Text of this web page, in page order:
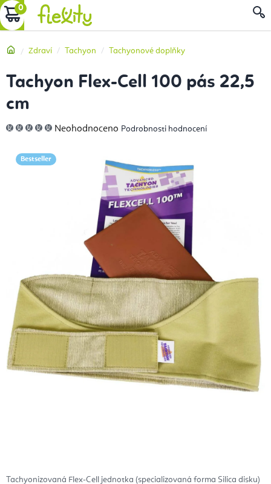
Přejít
na
NÁKUPNÍ
DomůZdraví Tachyon Tachyonové doplňky
Tachyonizovaná Flex-Cell jednotka (specializovaná forma Silica disku)
Tachyon Flex-Cell 100 pás 22,5
cm
Průměrné
hodnocení
0,0
z
Neohodnoceno Podrobnosti hodnocení
Bestseller